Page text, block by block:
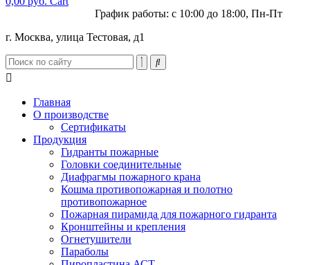
График работы: с 10:00 до 18:00, Пн-Пт
г. Москва, улица Тестовая, д1
Главная
О производстве
Сертификаты
Продукция
Гидранты пожарные
Головки соединительные
Диафрагмы пожарного крана
Кошма противопожарная и полотно
противопожарное
Пожарная пирамида для пожарного гидранта
Кронштейны и крепления
Огнетушители
Параболы